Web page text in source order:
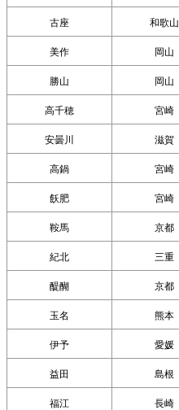
古座 和歌山
美作 岡山
勝山 岡山
高千穂 宮崎
安曇川 滋賀
高鍋 宮崎
飫肥 宮崎
鞍馬 京都
紀北 三重
醍醐 京都
玉名 熊本
伊予 愛媛
益田 島根
福江 長崎